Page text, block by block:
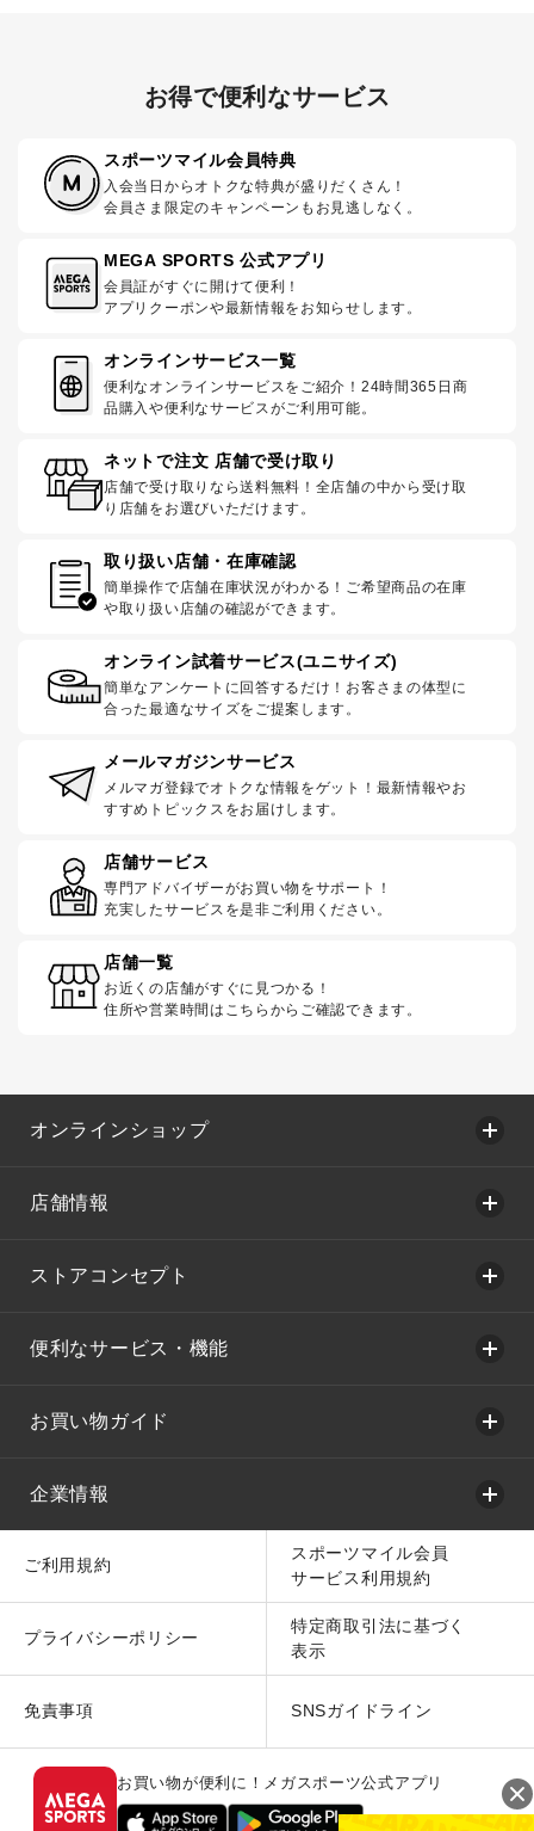
お得で便利なサービス
スポーツマイル会員特典
入会当日からオトクな特典が盛りだくさん！
会員さま限定のキャンペーンもお見逃しなく。
MEGA SPORTS 公式アプリ
会員証がすぐに開けて便利！
アプリクーポンや最新情報をお知らせします。
オンラインサービス一覧
便利なオンラインサービスをご紹介！24時間365日商
品購入や便利なサービスがご利用可能。
ネットで注文 店舗で受け取り
店舗で受け取りなら送料無料！全店舗の中から受け取
り店舗をお選びいただけます。
取り扱い店舗・在庫確認
簡単操作で店舗在庫状況がわかる！ご希望商品の在庫
や取り扱い店舗の確認ができます。
オンライン試着サービス(ユニサイズ)
簡単なアンケートに回答するだけ！お客さまの体型に
合った最適なサイズをご提案します。
メールマガジンサービス
メルマガ登録でオトクな情報をゲット！最新情報やお
すすめトピックスをお届けします。
店舗サービス
専門アドバイザーがお買い物をサポート！
充実したサービスを是非ご利用ください。
店舗一覧
お近くの店舗がすぐに見つかる！
住所や営業時間はこちらからご確認できます。
オンラインショップ
店舗情報
ストアコンセプト
便利なサービス・機能
お買い物ガイド
企業情報
ご利用規約
スポーツマイル会員
サービス利用規約
プライバシーポリシー
特定商取引法に基づく
表示
免責事項 SNSガイドライン
お買い物が便利に！メガスポーツ公式アプリ